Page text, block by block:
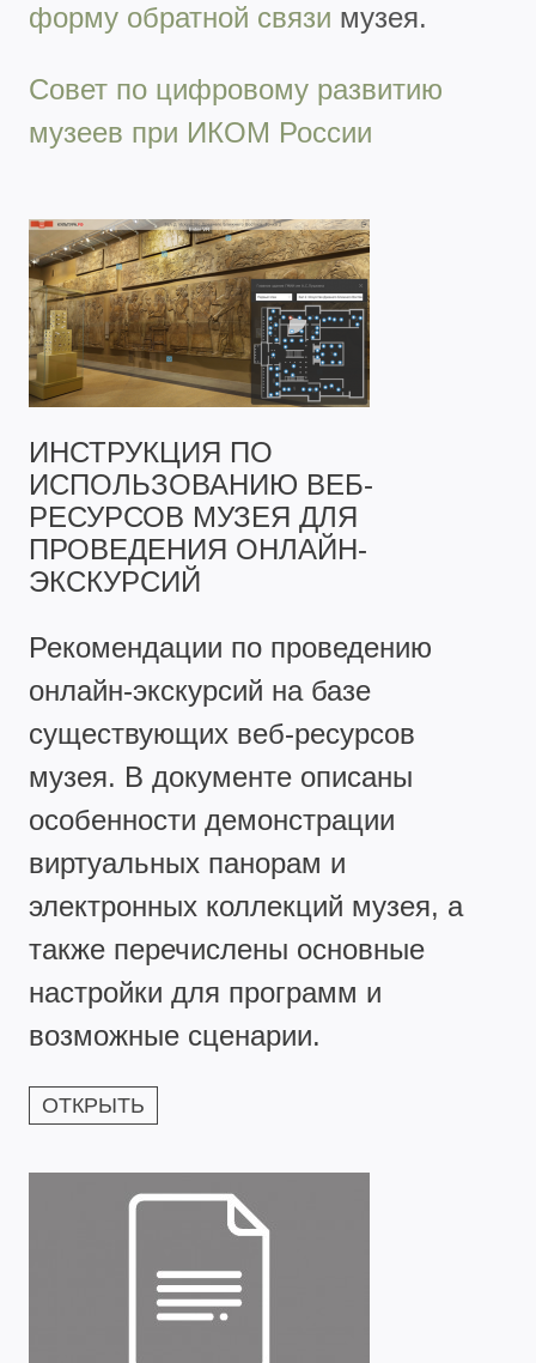
форму обратной связи музея.
Совет по цифровому развитию
музеев при ИКОМ России
ИНСТРУКЦИЯ ПО
ИСПОЛЬЗОВАНИЮ ВЕБ-
РЕСУРСОВ МУЗЕЯ ДЛЯ
ПРОВЕДЕНИЯ ОНЛАЙН-
ЭКСКУРСИЙ
Рекомендации по проведению
онлайн-экскурсий на базе
существующих веб-ресурсов
музея. В документе описаны
особенности демонстрации
виртуальных панорам и
электронных коллекций музея, а
также перечислены основные
настройки для программ и
возможные сценарии.
ОТКРЫТЬ